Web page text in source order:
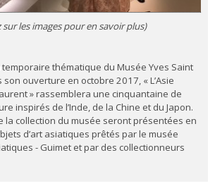
sur les images pour en savoir plus)
thématique du Musée Yves Saint
ouverture en octobre 2017, « L’Asie
» rassemblera une cinquantaine de
inspirés de l’Inde, de la Chine et du Japon.
la collection du musée seront présentées en
d’art asiatiques prêtés par le musée
- Guimet et par des collectionneurs